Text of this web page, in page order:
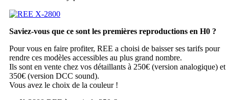
Saviez-vous que ce sont les premières reproductions en H0 ?
Pour vous en faire profiter, REE a choisi de baisser ses tarifs pour
rendre ces modèles accessibles au plus grand nombre.
Ils sont en vente chez vos détaillants à 250€ (version analogique) et
350€ (version DCC sound).
Vous avez le choix de la couleur !